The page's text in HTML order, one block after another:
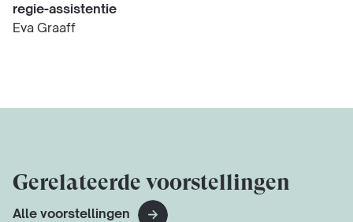
regie-assistentie
Eva Graaff
Gerelateerde voorstellingen
Alle voorstellingen